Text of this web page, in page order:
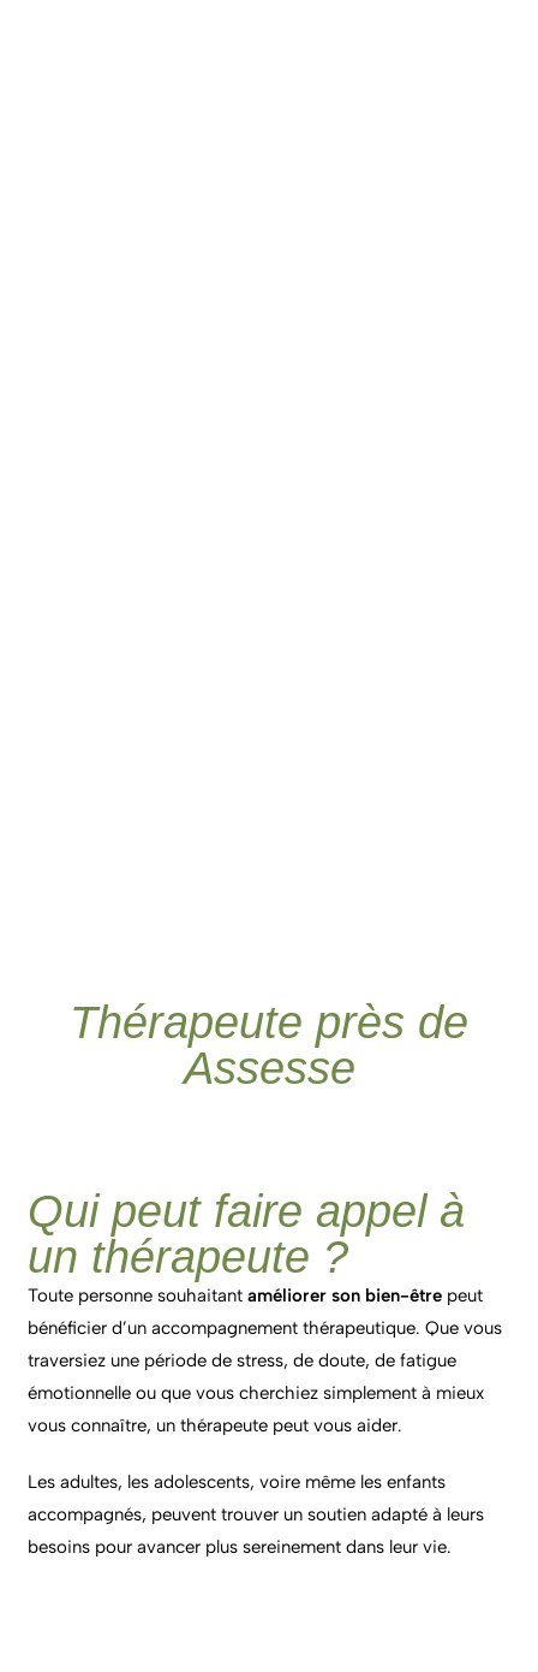
Thérapeute près de
Assesse
Qui peut faire appel à
un thérapeute ?
Toute personne souhaitant améliorer son bien-êtrepeut
bénéficier d’un accompagnement thérapeutique. Que vous
traversiez une période de stress, de doute, de fatigue
émotionnelle ou que vous cherchiez simplement à mieux
vous connaître, un thérapeute peut vous aider.
Les adultes, les adolescents, voire même les enfants
accompagnés, peuvent trouver un soutien adapté à leurs
besoins pour avancer plus sereinement dans leur vie.